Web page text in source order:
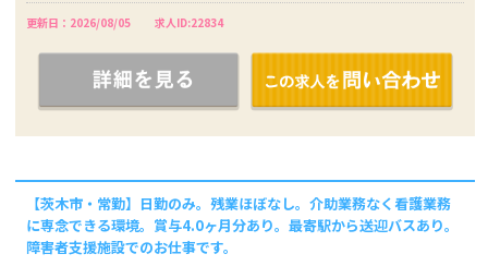
更新日：2026/08/05 求人ID:22834
【茨木市・常勤】日勤のみ。残業ほぼなし。介助業務なく看護業務
に専念できる環境。賞与4.0ヶ月分あり。最寄駅から送迎バスあり。
障害者支援施設でのお仕事です。